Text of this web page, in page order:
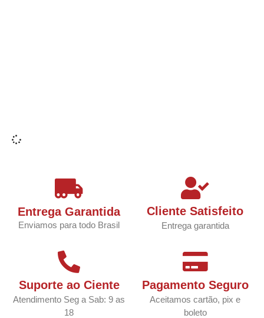
Entrega Garantida
Enviamos para todo Brasil
Cliente Satisfeito
Entrega garantida
Suporte ao Ciente
Atendimento Seg a Sab: 9 as
18
Pagamento Seguro
Aceitamos cartão, pix e
boleto